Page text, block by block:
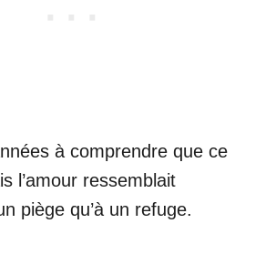
à comprendre que ce
l’amour ressemblait
piège qu’à un refuge.